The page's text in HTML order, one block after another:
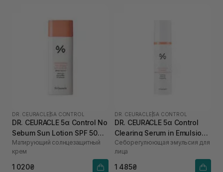
DR. CEURACLE |5Α CONTROL
DR. CEURACLE 5α Control No
Sebum Sun Lotion SPF 50
PA++++ 50 мл
Матирующий солнцезащитный
крем
1 020₴
DR. CEURACLE |5Α CONTROL
DR. CEURACLE 5α Control
Clearing Serum in Emulsion
100 мл
Себорегулюющая эмульсия для
лица
1 485₴